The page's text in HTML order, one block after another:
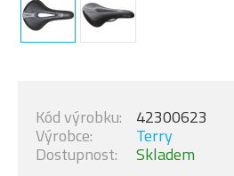
Dostupnost: Skladem
Výrobce: Terry
Kód výrobku: 42300623